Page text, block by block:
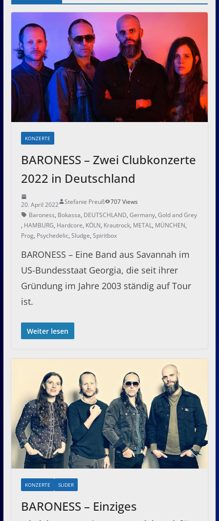
KONZERTE
BARONESS – Zwei Clubkonzerte
2022 in Deutschland
20. April 2022 Stefanie Preuß
707 Views
Baroness, Bokassa, DEUTSCHLAND, Germany, Gold and Grey
, HAMBURG, Hardcore, KÖLN, Krautrock, METAL, MÜNCHEN,
Prog, Psychedelic, Sludge, Spiritbox
BARONESS – Eine Band aus Savannah im
US-Bundesstaat Georgia, die seit ihrer
Gründung im Jahre 2003 ständig auf Tour
ist.
Weiter lesen
KONZERTE SLIDER
BARONESS – Einziges